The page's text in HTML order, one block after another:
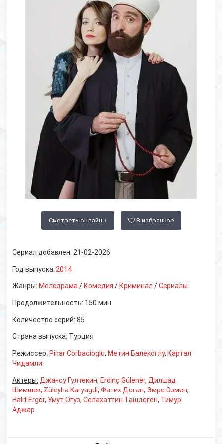
Смотреть онлайн ↓ В избранное
Сериал добавлен: 21-02-2026
Год выпуска: 2014
Жанры: Мелодрама / Комедия / Криминал /Сериалы
Продолжительность: 150 мин
Количество серий: 85
Страна выпуска: Турция
Режиссер: Pinar Corbacioglu, Метин Балекоглу, Картал
Чидамли
Актеры: Джансу Гултекин, Erdinç Gülener, Дилшад
Шимшек, Züleyha Karyagdi, Фатих Доган, Эмре Озмен,
Halit Ergör, Умут Огуз, Селахаттин Ташдёген, Тимур
Аджар